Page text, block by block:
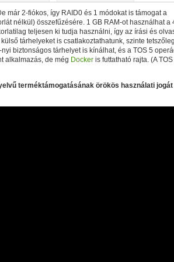
már 2-fiókos, így RAID0 és 1 módokat is támogat a
nélkül) összefűzésére. 1 GB RAM-ot használhat a
teljesen ki tudja használni, így az írási és
tárhelyeket is csatlakoztathatunk, szinte
biztonságos tárhelyet is kínálhat, és a TOS 5
alkalmazás, de még Dockeris futtatható rajta. (A TOS
terméktámogatásának örökös használati jogát